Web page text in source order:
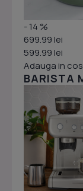
- 14 %
699.99 lei
599.99 lei
Adauga in cos
BARISTA